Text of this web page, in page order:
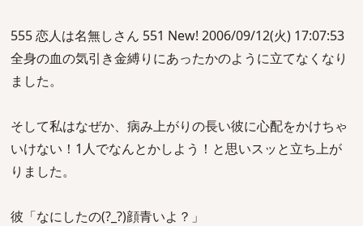
555 恋人は名無しさん 551 New! 2006/09/12(火) 17:07:53
全身の血の気引き金縛りにあったかのように立てなくなり
ました。
そして私はなぜか、病み上がりの長い彼に心配をかけちゃ
いけない！1人でなんとかしよう！と思いスッと立ち上が
りました。
彼「なにしたの(?_?)顔青いよ？」